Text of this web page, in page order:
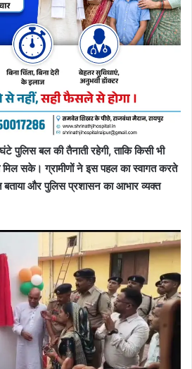
पुलिस बल की तैनाती रहेगी, ताकि किसी भी
सके। ग्रामीणों ने इस पहल का स्वागत करते
बताया और पुलिस प्रशासन का आभार व्यक्त